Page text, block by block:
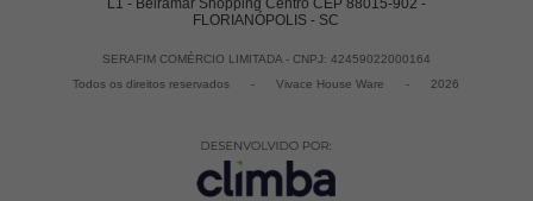
L1 - Beiramar Shopping Centro CEP 88015-902 -
FLORIANÓPOLIS - SC
SERAFIM COMÉRCIO LIMITADA - CNPJ: 42459022000164
Todos os direitos reservados
- Vivace House Ware - 2026